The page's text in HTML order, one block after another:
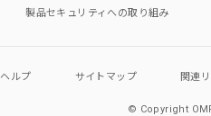
製品セキュリティへの取り組み
ヘルプ サイトマップ 関連
© Copyright